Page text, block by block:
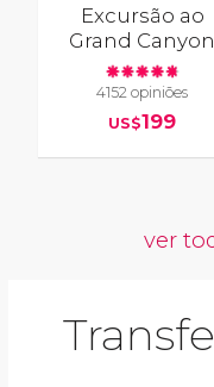
Excursão ao
Grand Canyon
4152 opiniões
US$199
ver